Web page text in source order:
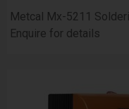
Metcal Mx-5211
Enquire for details